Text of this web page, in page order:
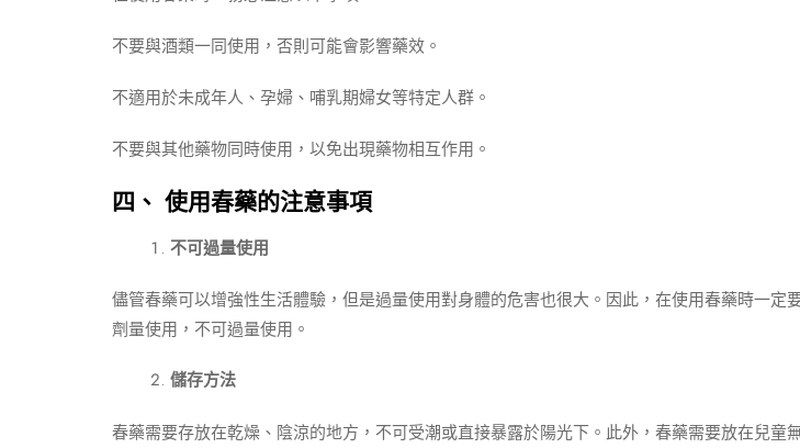
不要與酒類一同使用，否則可能會影響藥效。
不適用於未成年人、孕婦、哺乳期婦女等特定人群。
不要與其他藥物同時使用，以免出現藥物相互作用。
四、 使用春藥的注意事項
不可過量使用
儘管春藥可以增強性生活體驗，但是過量使用對身體的危害也很大。因此，在使用春藥時一定
劑量使用，不可過量使用。
儲存方法
春藥需要存放在乾燥、陰涼的地方，不可受潮或直接暴露於陽光下。此外，春藥需要放在兒童